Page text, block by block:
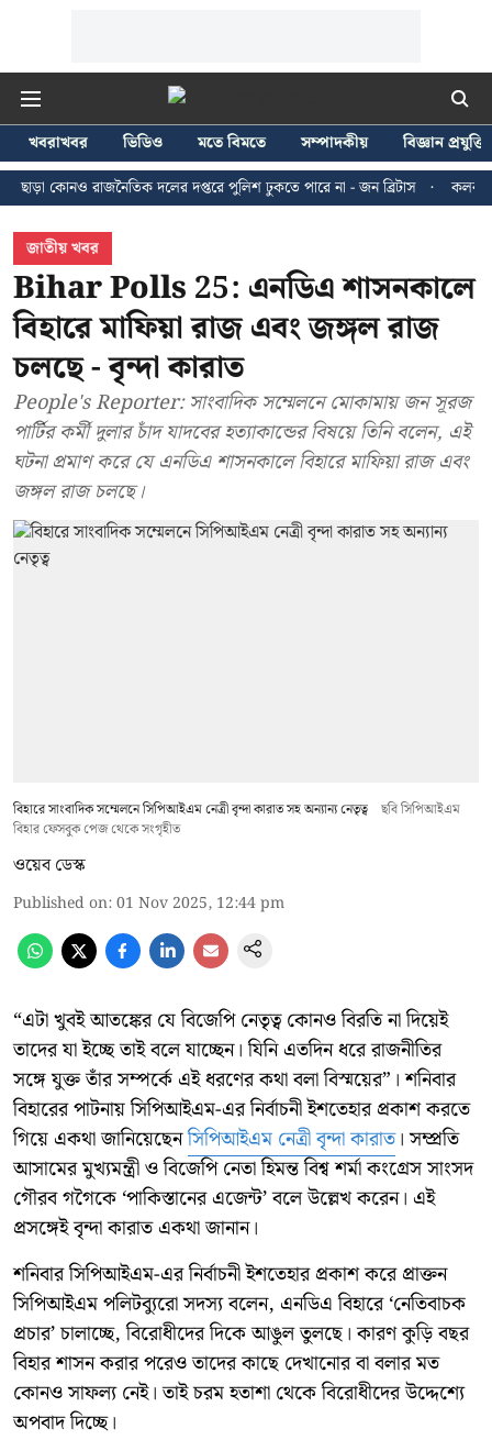
খবরাখবর ভিডিও মতে বিমতে সম্পাদকীয়
বিজ্ঞান প্রযুক্তি
রাজনৈতিক দলের দপ্তরে পুলিশ ঢুকতে পারে না - জন ব্রিটাস
কলকাতায় ২৪
জাতীয় খবর
Bihar Polls 25: এনডিএ শাসনকালে
বিহারে মাফিয়া রাজ এবং জঙ্গল রাজ
চলছে - বৃন্দা কারাত
People's Reporter: সাংবাদিক সম্মেলনে মোকামায় জন সূরজ
পার্টির কর্মী দুলার চাঁদ যাদবের হত্যাকান্ডের বিষয়ে তিনি বলেন, এই
ঘটনা প্রমাণ করে যে এনডিএ শাসনকালে বিহারে মাফিয়া রাজ এবং
জঙ্গল রাজ চলছে।
বিহারে সাংবাদিক সম্মেলনে সিপিআইএম নেত্রী বৃন্দা কারাত সহ অন্যান্য নেতৃত্ব
ছবি সিপিআইএম
বিহার ফেসবুক পেজ থেকে সংগৃহীত
ওয়েব ডেস্ক
Published on:01 Nov 2025, 12:44 pm
“এটা খুবই আতঙ্কের যে বিজেপি নেতৃত্ব কোনও বিরতি না দিয়েই
তাদের যা ইচ্ছে তাই বলে যাচ্ছেন। যিনি এতদিন ধরে রাজনীতির
সঙ্গে যুক্ত তাঁর সম্পর্কে এই ধরণের কথা বলা বিস্ময়ের”। শনিবার
বিহারের পাটনায় সিপিআইএম-এর নির্বাচনী ইশতেহার প্রকাশ করতে
গিয়ে একথা জানিয়েছেনসিপিআইএম নেত্রী বৃন্দা কারাত। সম্প্রতি
আসামের মুখ্যমন্ত্রী ও বিজেপি নেতা হিমন্ত বিশ্ব শর্মা কংগ্রেস সাংসদ
গৌরব গগৈকে ‘পাকিস্তানের এজেন্ট’ বলে উল্লেখ করেন। এই
প্রসঙ্গেই বৃন্দা কারাত একথা জানান।
শনিবার সিপিআইএম-এর নির্বাচনী ইশতেহার প্রকাশ করে প্রাক্তন
সিপিআইএম পলিটব্যুরো সদস্য বলেন, এনডিএ বিহারে ‘নেতিবাচক
প্রচার’ চালাচ্ছে, বিরোধীদের দিকে আঙুল তুলছে। কারণ কুড়ি বছর
বিহার শাসন করার পরেও তাদের কাছে দেখানোর বা বলার মত
কোনও সাফল্য নেই। তাই চরম হতাশা থেকে বিরোধীদের উদ্দেশ্যে
অপবাদ দিচ্ছে।